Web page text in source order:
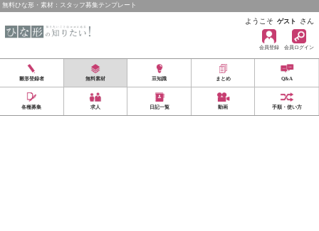
無料ひな形・素材：スタッフ募集テンプレート
ようこそ ゲスト さん
会員登録 会員ログイン
雛形登録者 無料素材 豆知識 まとめ Q&A
各種募集 求人 日記一覧 動画 手順・使い方